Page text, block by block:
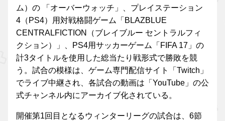
ム）の 「オーバーウォッチ」、プレイステーション
4（PS4）用対戦格闘ゲーム「BLAZBLUE
CENTRALFICTION（ブレイブルー セントラルフィ
クション）」、PS4用サッカーゲーム「FIFA 17」の
計3タイトルを使用した総当たり戦形式で勝敗を競
う。試合の模様は、ゲーム専門配信サイト「Twitch」
でライブ中継され、各試合の動画は「YouTube」の公
式チャンネル内にアーカイブ化されている。
開催第1回目となるウィンターリーグの試合は、6節